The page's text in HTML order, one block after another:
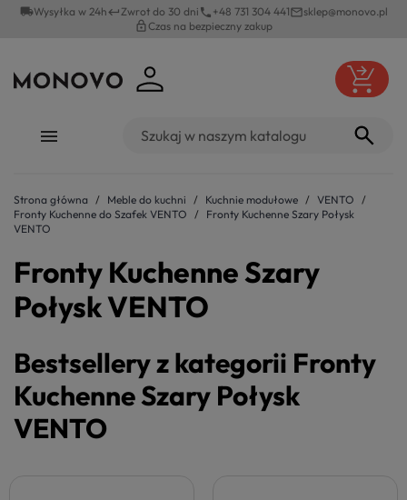
local_shippingWysyłka w 24hkeyboard_returnZwrot do 30 dni phone +48 731 304 441mail_outlinesklep@monovo.pl
lock_outlineCzas na bezpieczny zakup
Strona główna Meble do kuchni Kuchnie modułowe
VENTO
Fronty Kuchenne do Szafek VENTO
Fronty Kuchenne Szary Połysk
VENTO
Fronty Kuchenne Szary
Połysk VENTO
Bestsellery z kategorii Fronty
Kuchenne Szary Połysk
VENTO